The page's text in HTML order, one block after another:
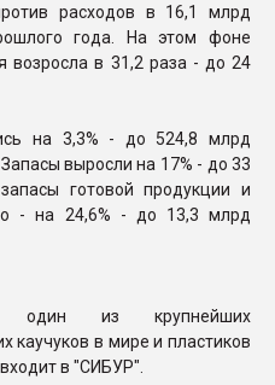
расходов в 16,1 млрд
года. На этом фоне
возросла в 31,2 раза - до 24
на 3,3% - до 524,8 млрд
выросли на 17% - до 33
готовой продукции и
- на 24,6% - до 13,3 млрд
- один из крупнейших
каучуков в мире и пластиков
в "СИБУР".